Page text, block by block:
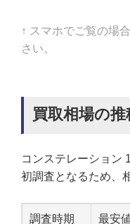
↑ スマホでご覧の場
さい。
買取相場の推
コンステレーション
初調査となるため、
調査時期 最安